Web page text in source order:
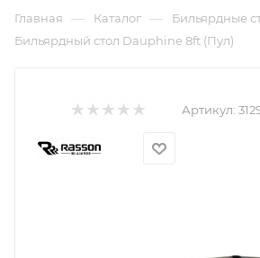
Главная — Каталог — Бильярдные
Бильярдный стол Dauphine 8ft (Пул)
Артикул: